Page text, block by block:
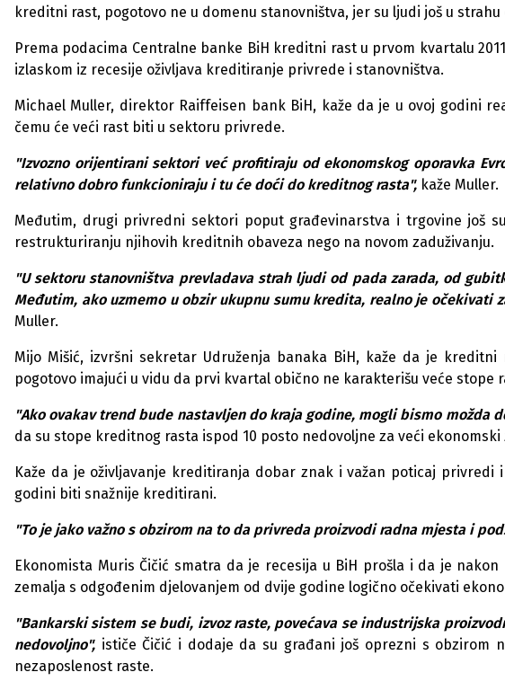
kreditni rast, pogotovo ne u domenu stanovništva, jer su ljudi još u strahu
Prema podacima Centralne banke BiH kreditni rastu prvom kvartalu
izlaskom iz recesije oživljava kreditiranje privrede i stanovništva.
Michael Muller, direktor Raiffeisen bank BiH, kaže da je u ovoj godini
čemu će veći rast biti u sektoru privrede.
"Izvozno orijentirani sektori već profitiraju od ekonomskog oporavka
relativno dobro funkcioniraju i tu će doći do kreditnog rasta", kaže Muller.
Međutim, drugi privredni sektori poput građevinarstva i trgovine još su
restrukturiranju njihovih kreditnih obaveza nego na novom zaduživanju.
"Usektorustanovništva prevladava strah ljudi od pada zarada, od gu
Međutim, akouzmemou obzirukupnu sumu kredita, realno je očekivati
Muller.
Mijo Mišić, izvršni sekretar Udruženja banaka BiH, kaže da je kreditni
pogotovo imajući u vidu da prvi kvartal obično ne karakterišu veće stope
"Ako ovakav trend bude nastavljen do kraja godine, mogli bismo možda
da su stope kreditnog rasta ispod 10 posto nedovoljne za veći ekonomski
Kaže da je oživljavanje kreditiranja dobar znak i važan poticaj privredi i
godini biti snažnije kreditirani.
"To je jako važno s obzirom na to da privreda proizvodi radna mjesta i
Ekonomista Muris Čičić smatra da je recesijau BiH prošla i da je
zemalja s odgođenim djelovanjem od dvije godine logično očekivati
"Bankarski sistem se budi, izvoz raste, povećava se industrijska
nedovoljno", ističe Čičić i dodaje da su građani još oprezni s obzirom
nezaposlenost raste.